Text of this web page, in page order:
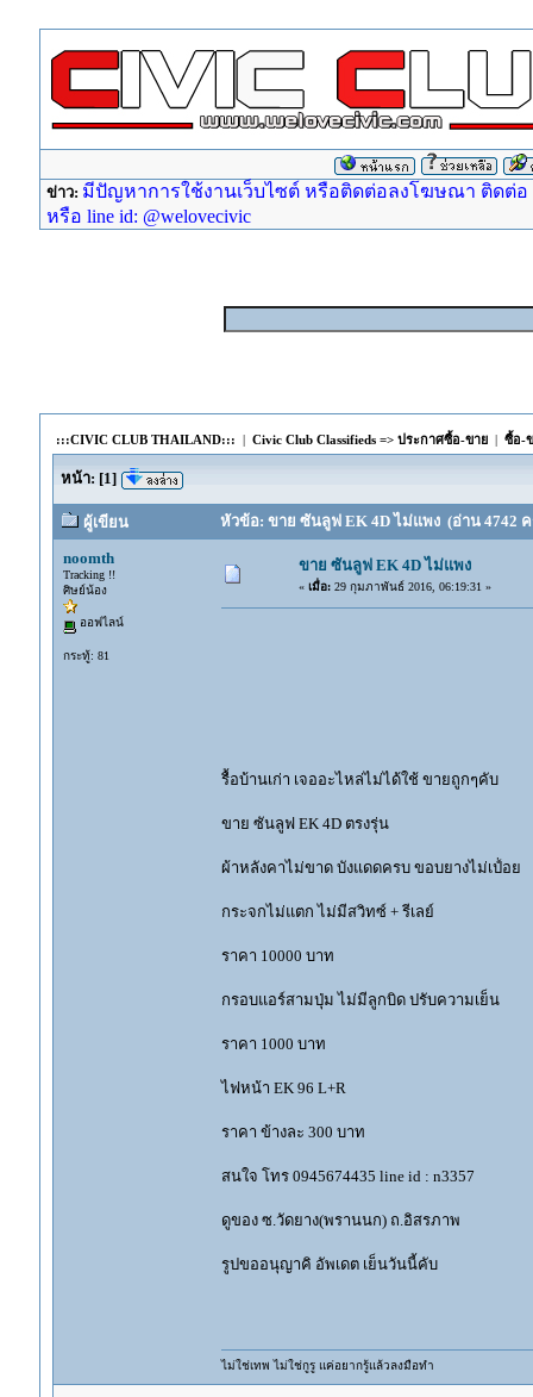
ข่าว: มีปัญหาการใช้งานเว็บไซต์ หรือติดต่อลงโฆษณา ติดต่อ
หรือ line id: @welovecivic
:::CIVIC CLUB THAILAND::: | Civic Club Classifieds => ประกาศซื้อ-ขาย| ซื้อ-
หน้า: [1]
ผู้เขียน หัวข้อ: ขาย ซันลูฟ EK 4D ไม่แพง (อ่าน 4742 ค
noomth
Tracking !!
ศิษย์น้อง
ออฟไลน์
กระทู้: 81
ขาย ซันลูฟ EK 4D ไม่แพง
« เมื่อ:29 กุมภาพันธ์ 2016, 06:19:31 »
รื้อบ้านเก่า เจออะไหล่ไม่ได้ใช้ ขายถูกๆคับ
ขาย ซันลูฟ EK 4D ตรงรุ่น
ผ้าหลังคาไม่ขาด บังแดดครบ ขอบยางไม่เป์่อย
กระจกไม่แตก ไม่มีสวิทซ์ + รีเลย์
ราคา 10000 บาท
กรอบแอร์สามปุ่ม ไม่มีลูกบิด ปรับความเย็น
ราคา 1000 บาท
ไฟหน้า EK 96 L+R
ราคา ข้างละ 300 บาท
สนใจ โทร 0945674435 line id : n3357
ดูของ ซ.วัดยาง(พรานนก) ถ.อิสรภาพ
รูปขออนุญาคิ อัพเดต เย็นวันนี้คับ
ไม่ใช่เทพ ไม่ใช่กูรู แค่อยากรู้แล้วลงมือทำ